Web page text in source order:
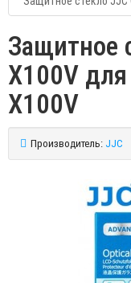
Защитное
X100V
X100V
Производитель: JJC